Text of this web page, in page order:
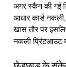
अगर स्कैन की गई
आधार कार्ड
खास तौर पर
नकली प्रिंटआउट